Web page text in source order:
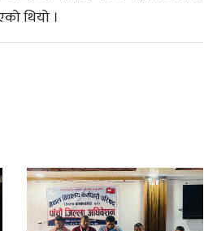
थियो ।